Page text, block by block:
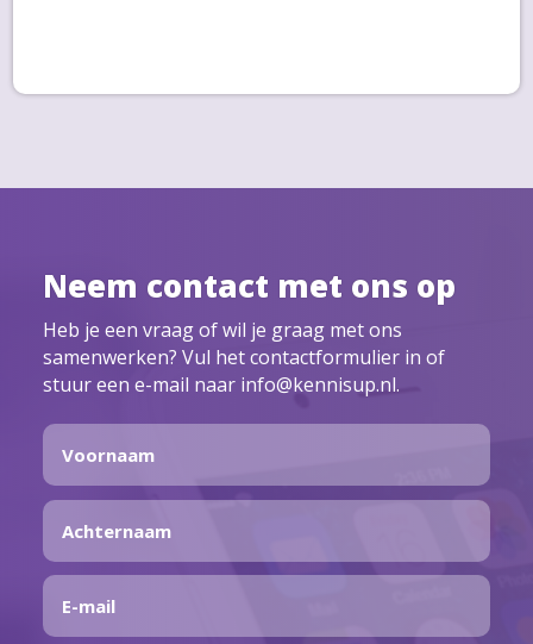
Neem contact met ons op
Heb je een vraag of wil je graag met ons
samenwerken? Vul het contactformulier in of
stuur een e-mail naar info@kennisup.nl.